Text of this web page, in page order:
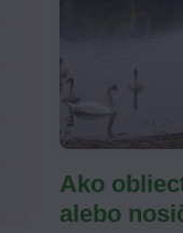
Ako
alebo